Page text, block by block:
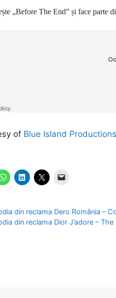
„Before The End” și face parte
of Blue Island Productions
din reclama Dero România –
din reclama Dior J’adore –